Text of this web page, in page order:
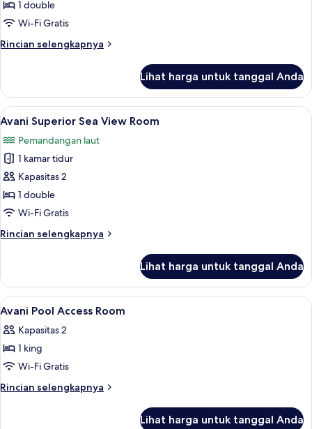
Krabi
Airport
Avani
Room
1 double
Wi-Fi Gratis
Rincian selengkapnya
Rincian
Avani
Room
Lihat harga untuk tanggal Anda
Lihat
semua
foto
untuk
Avani
Superior
Sea
Room
Avani Superior Sea View Room |
5
Avani Superior Sea View Room
Pemandangan laut
1 kamar tidur
Kapasitas 2
1 double
Wi-Fi Gratis
Rincian selengkapnya
Rincian
Avani
Superior
Sea
Room
Lihat harga untuk tanggal Anda
Lihat
semua
foto
untuk
Avani
Pool
Seprai premium, brankas, meja
5
Avani Pool Access Room
Kapasitas 2
1 king
Wi-Fi Gratis
Rincian selengkapnya
Rincian
Lihat harga untuk tanggal Anda